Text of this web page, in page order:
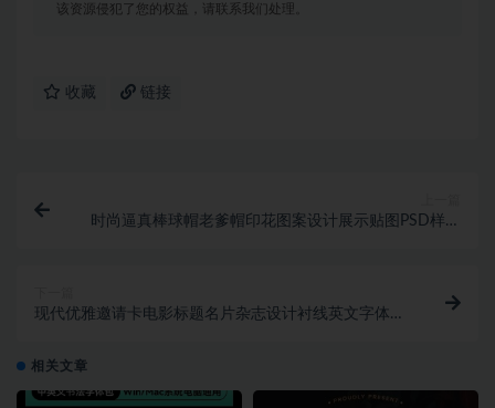
该资源侵犯了您的权益，请联系我们处理。
收藏 链接
时尚逼真棒球帽老爹帽印花图案设计展示贴图PSD样机
现代优雅邀请卡电影标题名片杂志设计衬线英文字体包
相关文章